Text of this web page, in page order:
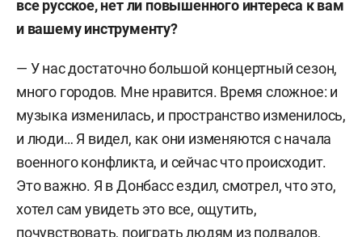
все русское, нет ли повышенного интереса к вам
и вашему инструменту?
— У нас достаточно большой концертный сезон,
много городов. Мне нравится. Время сложное: и
музыка изменилась, и пространство изменилось,
и люди… Я видел, как они изменяются с начала
военного конфликта, и сейчас что происходит.
Это важно. Я в Донбасс ездил, смотрел, что это,
хотел сам увидеть это все, ощутить,
почувствовать, поиграть людям из подвалов,